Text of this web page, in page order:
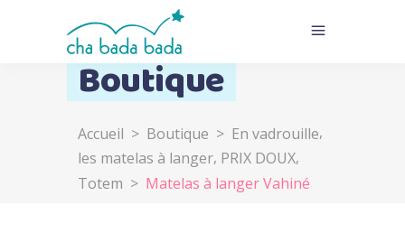
Boutique
Accueil > Boutique > En vadrouille,
les matelas à langer, PRIX DOUX,
Totem > Matelas à langer Vahiné